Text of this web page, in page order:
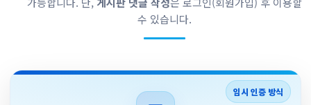
수 있습니다.
임시 인증 방식